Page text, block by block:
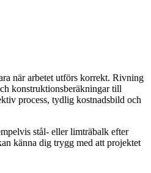
när arbetet utförs korrekt. Rivning
konstruktionsberäkningar till
process, tydlig kostnadsbild och
stål- eller limträbalk efter
känna dig trygg med att projektet